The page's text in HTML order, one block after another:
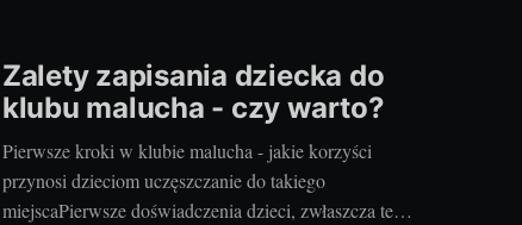
Zalety zapisania dziecka do
klubu malucha - czy warto?
Pierwsze kroki w klubie malucha - jakie korzyści
przynosi dzieciom uczęszczanie do takiego
miejscaPierwsze doświadczenia dzieci, zwłaszcza te